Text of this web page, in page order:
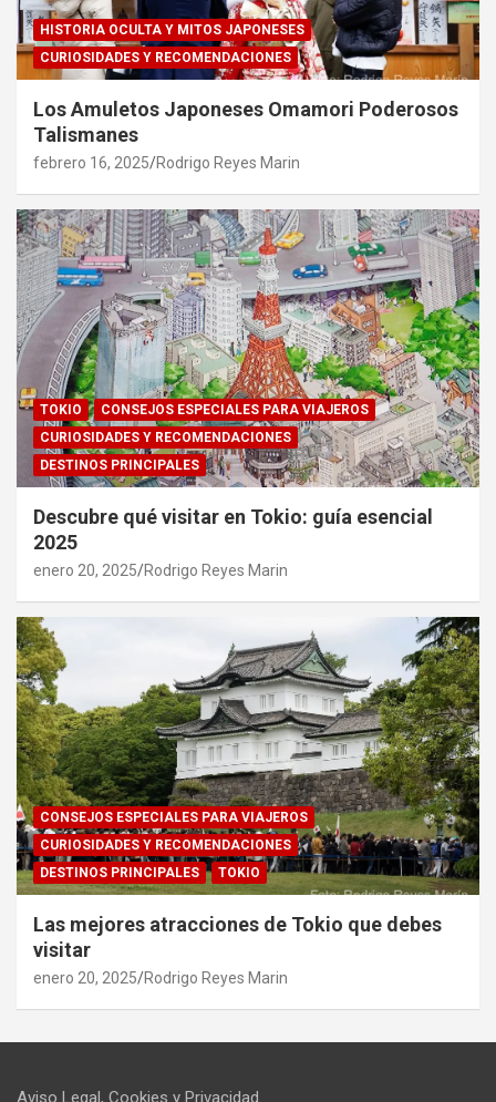
HISTORIA OCULTA Y MITOS JAPONESES
CURIOSIDADES Y RECOMENDACIONES
Los Amuletos Japoneses Omamori Poderosos
Talismanes
febrero 16, 2025 Rodrigo Reyes Marin
TOKIO
CONSEJOS ESPECIALES PARA VIAJEROS
CURIOSIDADES Y RECOMENDACIONES
DESTINOS PRINCIPALES
Descubre qué visitar en Tokio: guía esencial
2025
enero 20, 2025 Rodrigo Reyes Marin
CONSEJOS ESPECIALES PARA VIAJEROS
CURIOSIDADES Y RECOMENDACIONES
DESTINOS PRINCIPALES
TOKIO
Las mejores atracciones de Tokio que debes
visitar
enero 20, 2025 Rodrigo Reyes Marin
Aviso Legal, Cookies y Privacidad